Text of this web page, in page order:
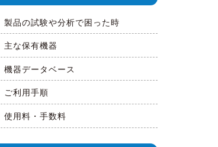
製品の試験や分析で困った時
主な保有機器
機器データベース
ご利用手順
使用料・手数料